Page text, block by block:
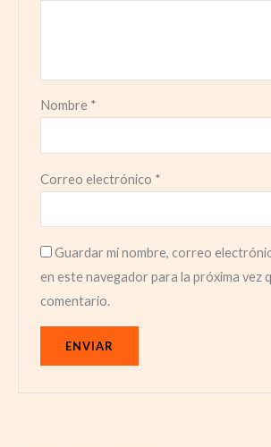
Nombre *
Correo electrónico *
Guardar mi nombre, correo
en este navegador para la próxima vez
comentario.